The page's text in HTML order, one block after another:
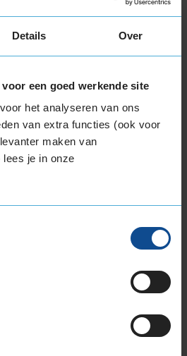
Details Over
een goed werkende site
het analyseren van ons
van extra functies (ook voor
maken van
je in onze